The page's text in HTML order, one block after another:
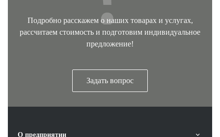
Подробно расскажем о наших товарах и услугах,
рассчитаем стоимость и подготовим индивидуальное
предложение!
Задать вопрос
О предприятии